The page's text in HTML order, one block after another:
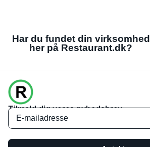
Har du fundet din virksomhed
her på Restaurant.dk?
Tilmeld dig vores nyhedsbrev